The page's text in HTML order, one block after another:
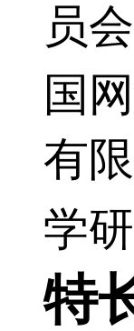
员会
国
有
学
特